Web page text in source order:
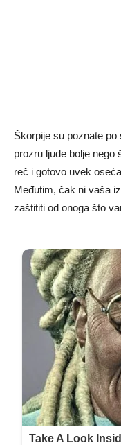
Škorpije su poznate
prozru ljude bolje nego
reč i gotovo uvek
Međutim, čak ni vaša
zaštititi od onoga što